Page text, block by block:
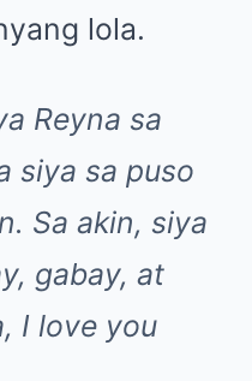
lola.
Reyna sa
siya sa puso
Sa akin, siya
gabay, at
I love you